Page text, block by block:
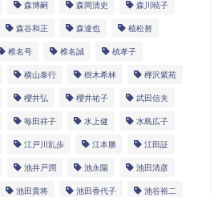
森博嗣 森岡清史 森川暁子
森谷和正 森達也 植松努
椎名号 椎名誠 槙孝子
横山泰行 樹木希林 樺沢紫苑
櫻井弘 櫻井祐子 武田信夫
毎田祥子 水上健 水島広子
江戸川乱歩 江本勝 江田証
池井戸潤 池永陽 池田清彦
池田貴将 池田香代子 池谷裕二